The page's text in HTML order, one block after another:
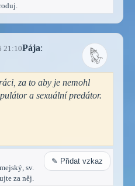
21:10Pája:
za to aby je nemohl
a sexuální predátor.
sv.
za něj.
✎ Přidat vzkaz